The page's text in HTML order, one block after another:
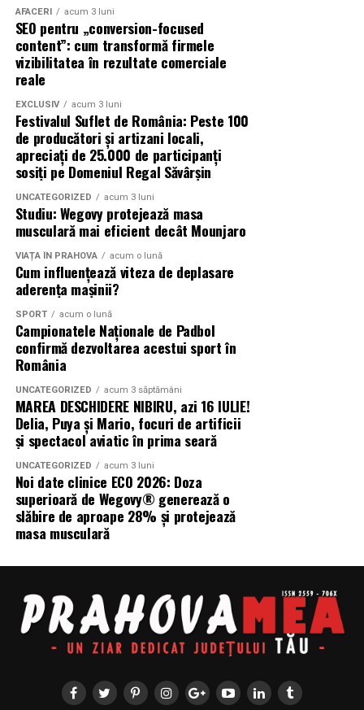
Beneficiile unui hol bine gandit
Cand holul este bine gandit, viata de familie devine mai
fluenta. Toata lumea stie unde isi pune hainele si
incaltamintea, nu se mai cauta cheile prin casa, iar
oaspetii sunt primiti intr-un spatiu ordonat. Aceste
beneficii mici, dar constante, fac diferenta in fiecare zi.
Specialistii NOMAAD includ holul in discutia initiala
despre planul casei. Ei identifica nevoile reale ale fiecarei
familii si propun solutii functionale, chiar si pentru
spatii mici. Acest detaliu face parte din abordarea
generala a proiectarii unei case cu adevarat practice.
Despre NOMAAD
NOMAAD este un brand romanesc specializat in case
modulare la cheie, construit din experienta directa cu
clienti care au nevoie de locuinte functionale, durabile si
adaptate vietii reale. Fiecare proiect este gandit
impreuna cu beneficiarul, pornind de la nevoi concrete
si continuand cu solutii tehnice clare. NOMAAD pune
accent pe transparenta, termene realiste si o
comunicare directa, fara promisiuni care nu pot fi
respectate. Daca vrei sa discuti despre proiectul tau,
poti incepe de la o intalnire simpla, in care iti asculta
planurile si iti raspund la intrebari practice.
AFACERI acum 3 luni
SEO pentru „conversion-focused
content”: cum transformă firmele
vizibilitatea în rezultate comerciale
reale
EXCLUSIV acum 3 luni
Festivalul Suflet de România: Peste 100
de producători și artizani locali,
apreciați de 25.000 de participanți
sosiți pe Domeniul Regal Săvârșin
UNCATEGORIZED acum 3 luni
Studiu: Wegovy protejează masa
musculară mai eficient decât Mounjaro
VIAȚA ÎN PRAHOVA acum o lună
Cum influențează viteza de deplasare
aderența mașinii?
SPORT acum o lună
Campionatele Naționale de Padbol
confirmă dezvoltarea acestui sport în
România
UNCATEGORIZED acum 3 săptămâni
MAREA DESCHIDERE NIBIRU, azi 16 IULIE!
Delia, Puya și Mario, focuri de artificii
și spectacol aviatic în prima seară
UNCATEGORIZED acum 3 luni
Noi date clinice ECO 2026: Doza
superioară de Wegovy® generează o
slăbire de aproape 28% și protejează
masa musculară